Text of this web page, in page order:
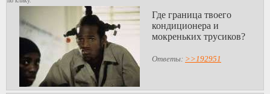
Где граница твоего
кондиционера и
мокреньких трусиков?
Ответы: >>192951